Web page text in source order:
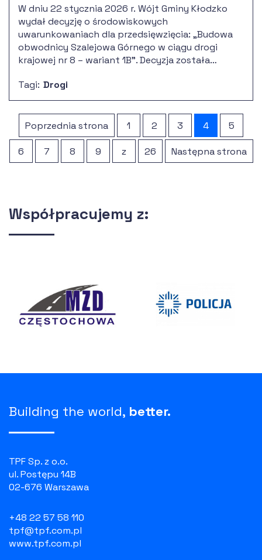
W dniu 22 stycznia 2026 r. Wójt Gminy Kłodzko
wydał decyzję o środowiskowych
uwarunkowaniach dla przedsięwzięcia: „Budowa
obwodnicy Szalejowa Górnego w ciągu drogi
krajowej nr 8 – wariant 1B”. Decyzja została
z dnia 1 lutego 2022r., obejmującej opracowanie
Studium Techniczno-Ekonomiczno-
Środowiskowego (STEŚ) z elementami Koncepcji
Programowej.
Tagi: Drogi
Poprzednia strona 1 2 3 4 5
6 7 8 9 z 26 Następna strona
Współpracujemy z:
Building the world, better.
TPF Sp. z o.o.
ul. Postępu 14B
02-676 Warszawa
+48 22 57 58 110
tpf@tpf.com.pl
www.tpf.com.pl